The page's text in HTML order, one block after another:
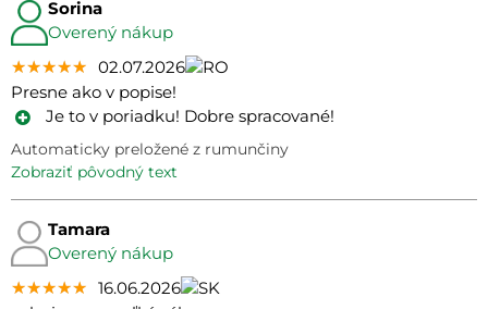
Sorina
Overený nákup
★★★★★
★★★★★
★★★★★ 02.07.2026
Presne ako v popise!
Je to v poriadku! Dobre spracované!
Automaticky preložené z rumunčiny
zobraziť pôvodný text
Tamara
Overený nákup
★★★★★
★★★★★
★★★★★ 16.06.2026